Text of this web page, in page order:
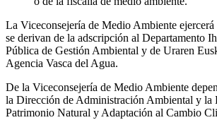
La Viceconsejería de Medio Ambiente ejercerá
se derivan de la adscripción al Departamento
Pública de Gestión Ambiental y de Uraren
Agencia Vasca del Agua.
De la Viceconsejería de Medio Ambiente
la Dirección de Administración Ambiental y la
Patrimonio Natural y Adaptación al Cambio